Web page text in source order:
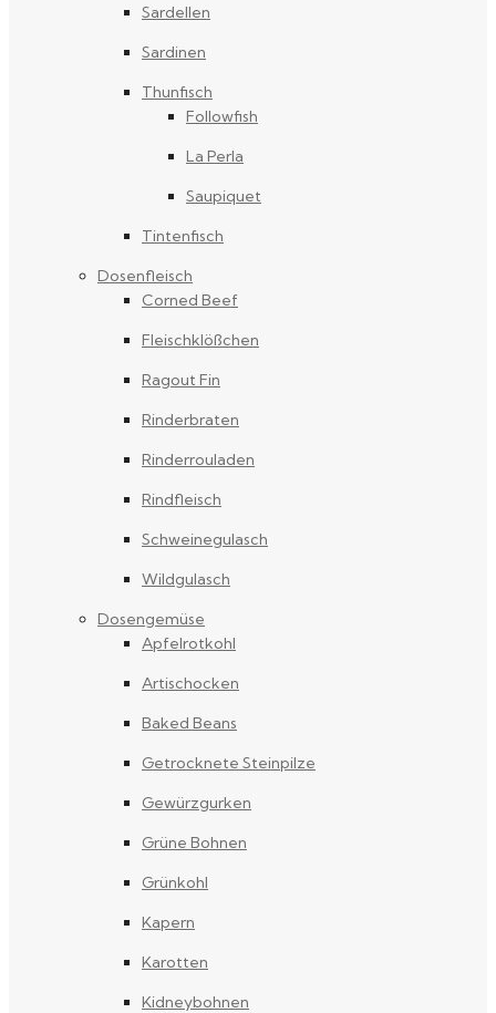
Sardellen
Sardinen
Thunfisch
Followfish
La Perla
Saupiquet
Tintenfisch
Dosenfleisch
Corned Beef
Fleischklößchen
Ragout Fin
Rinderbraten
Rinderrouladen
Rindfleisch
Schweinegulasch
Wildgulasch
Dosengemüse
Apfelrotkohl
Artischocken
Baked Beans
Getrocknete Steinpilze
Gewürzgurken
Grüne Bohnen
Grünkohl
Kapern
Karotten
Kidneybohnen